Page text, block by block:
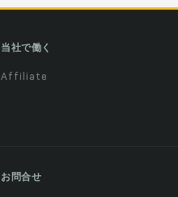
当社で働く
Affiliate
お問合せ